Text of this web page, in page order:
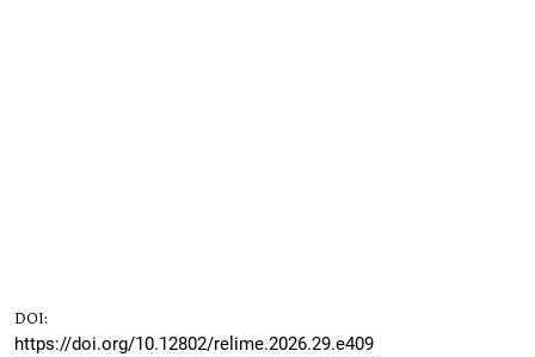
DOI:
https://doi.org/10.12802/relime.2026.29.e409